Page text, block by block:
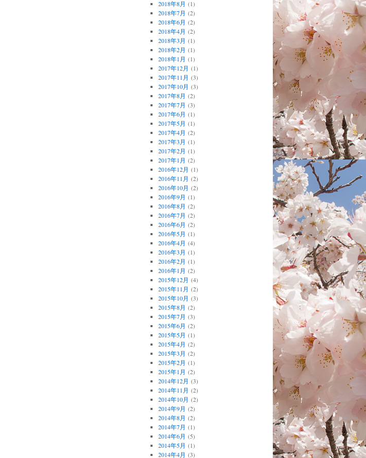
2018年8月 (1)
2018年7月 (2)
2018年6月 (2)
2018年4月 (2)
2018年3月 (1)
2018年2月 (1)
2018年1月 (1)
2017年12月 (1)
2017年11月 (3)
2017年10月 (3)
2017年8月 (2)
2017年7月 (3)
2017年6月 (1)
2017年5月 (1)
2017年4月 (2)
2017年3月 (1)
2017年2月 (1)
2017年1月 (2)
2016年12月 (1)
2016年11月 (2)
2016年10月 (2)
2016年9月 (1)
2016年8月 (2)
2016年7月 (2)
2016年6月 (2)
2016年5月 (1)
2016年4月 (4)
2016年3月 (1)
2016年2月 (1)
2016年1月 (2)
2015年12月 (4)
2015年11月 (2)
2015年10月 (3)
2015年8月 (2)
2015年7月 (3)
2015年6月 (2)
2015年5月 (1)
2015年4月 (2)
2015年3月 (2)
2015年2月 (1)
2015年1月 (2)
2014年12月 (3)
2014年11月 (2)
2014年10月 (2)
2014年9月 (2)
2014年8月 (2)
2014年7月 (1)
2014年6月 (5)
2014年5月 (1)
2014年4月 (3)